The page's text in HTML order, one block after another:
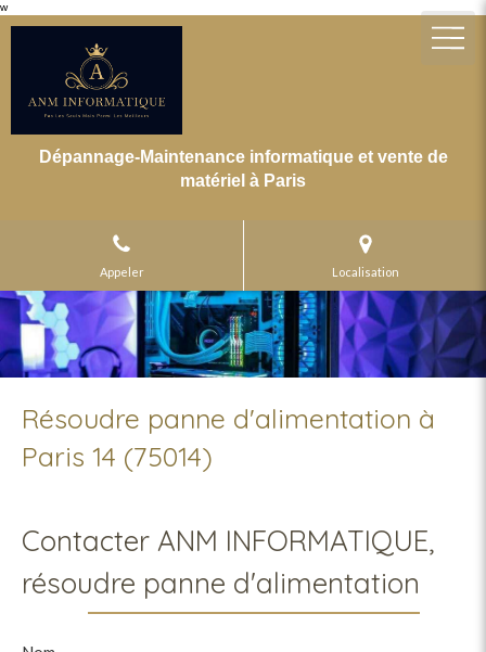
w
Dépannage-Maintenance informatique et vente de
matériel à Paris
Appeler Localisation
Résoudre panne d'alimentation à
Paris 14 (75014)
Contacter ANM INFORMATIQUE,
résoudre panne d'alimentation